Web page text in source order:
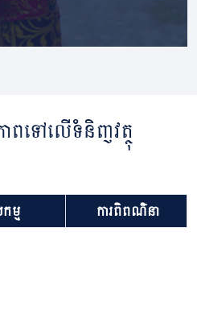
ពទៅលើទំនិញវត្ថុ
ម្ម ការពិពណ៌នា